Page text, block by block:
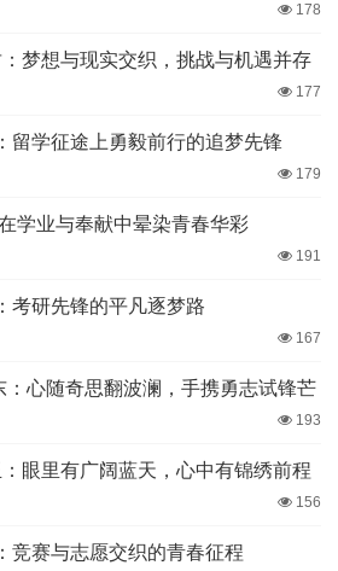
178
梦想与现实交织，挑战与机遇并存
177
留学征途上勇毅前行的追梦先锋
179
学业与奉献中晕染青春华彩
191
考研先锋的平凡逐梦路
167
心随奇思翻波澜，手携勇志试锋芒
193
眼里有广阔蓝天，心中有锦绣前程
156
竞赛与志愿交织的青春征程